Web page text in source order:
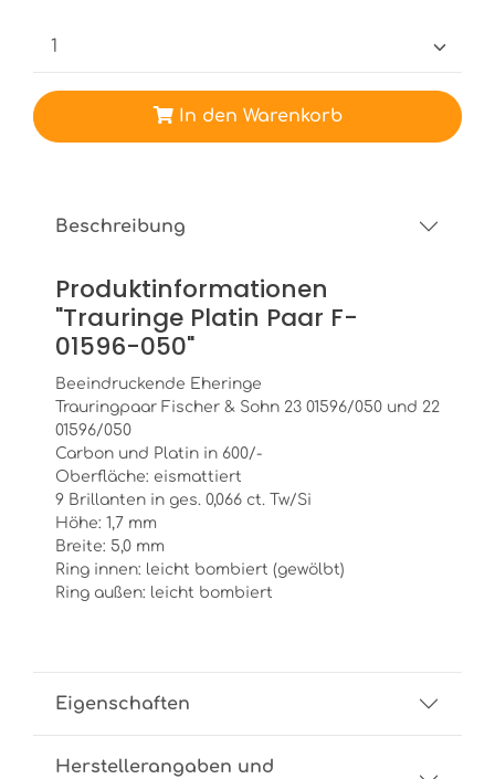
In den Warenkorb
Beschreibung
Produktinformationen
"Trauringe Platin Paar F-
01596-050"
Beeindruckende Eheringe
Trauringpaar Fischer & Sohn 23 01596/050 und 22
01596/050
Carbon und Platin in 600/-
Oberfläche: eismattiert
9 Brillanten in ges. 0,066 ct. Tw/Si
Höhe: 1,7 mm
Breite: 5,0 mm
Ring innen: leicht bombiert (gewölbt)
Ring außen: leicht bombiert
Eigenschaften
Herstellerangaben und